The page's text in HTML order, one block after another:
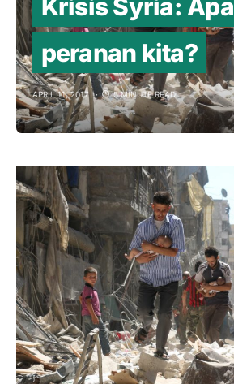
peranan kita?
APRIL 11, 2017 5 MINUTE READ